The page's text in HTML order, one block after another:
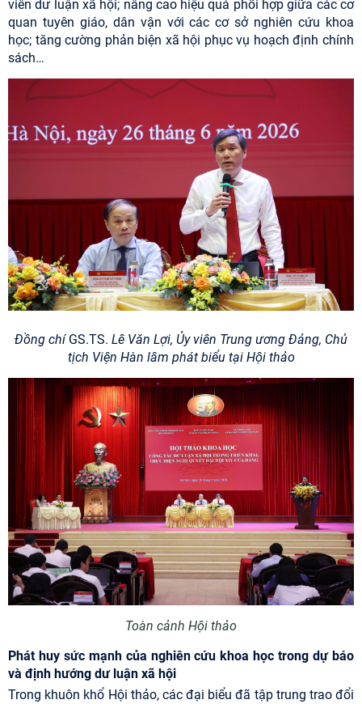
viên dư luận xã hội; nâng cao hiệu quả phối hợp giữa các cơ
quan tuyên giáo, dân vận với các cơ sở nghiên cứu khoa
học; tăng cường phản biện xã hội phục vụ hoạch định chính
sách…
Đồng chí GS.TS. Lê Văn Lợi, Ủy viên Trung ương Đảng, Chủ
tịch Viện Hàn lâm phát biểu tại Hội thảo
Toàn cảnh Hội thảo
Phát huy sức mạnh của nghiên cứu khoa học trong dự báo
và định hướng dư luận xã hội
Trong khuôn khổ Hội thảo, các đại biểu đã tập trung trao đổi